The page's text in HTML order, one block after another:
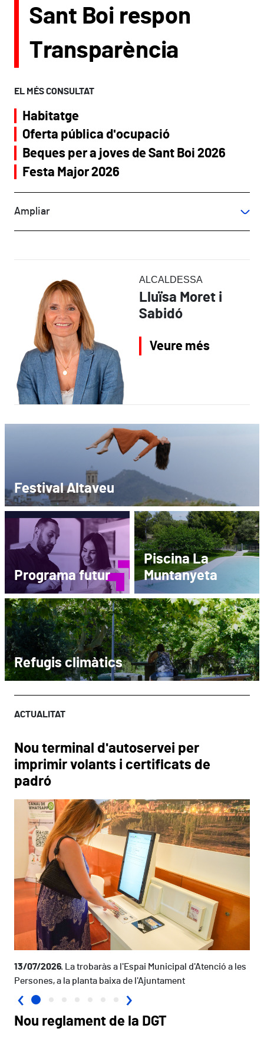
Sant Boi respon
Transparència
EL MÉS CONSULTAT
Habitatge
Oferta pública d'ocupació
Beques per a joves de Sant Boi 2026
Festa Major 2026
Ampliar
ALCALDESSA
Lluïsa Moret i
Sabidó
Veure més
Festival Altaveu
Programa futur
Piscina La
Muntanyeta
Refugis climàtics
ACTUALITAT
Nou terminal d'autoservei per
imprimir volants i certificats de
padró
13/07/2026
La trobaràs a l'Espai Municipal d'Atenció a les
Persones, a la planta baixa de l'Ajuntament
‹ ›
Nou reglament de la DGT